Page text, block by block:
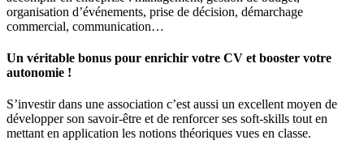
organisation d’événements, prise de décision, démarchage
commercial, communication…
Un véritable bonus pour enrichir votre CV et booster votre
autonomie !
S’investir dans une association c’est aussi un excellent moyen de
développer son savoir-être et de renforcer ses soft-skills tout en
mettant en application les notions théoriques vues en classe.